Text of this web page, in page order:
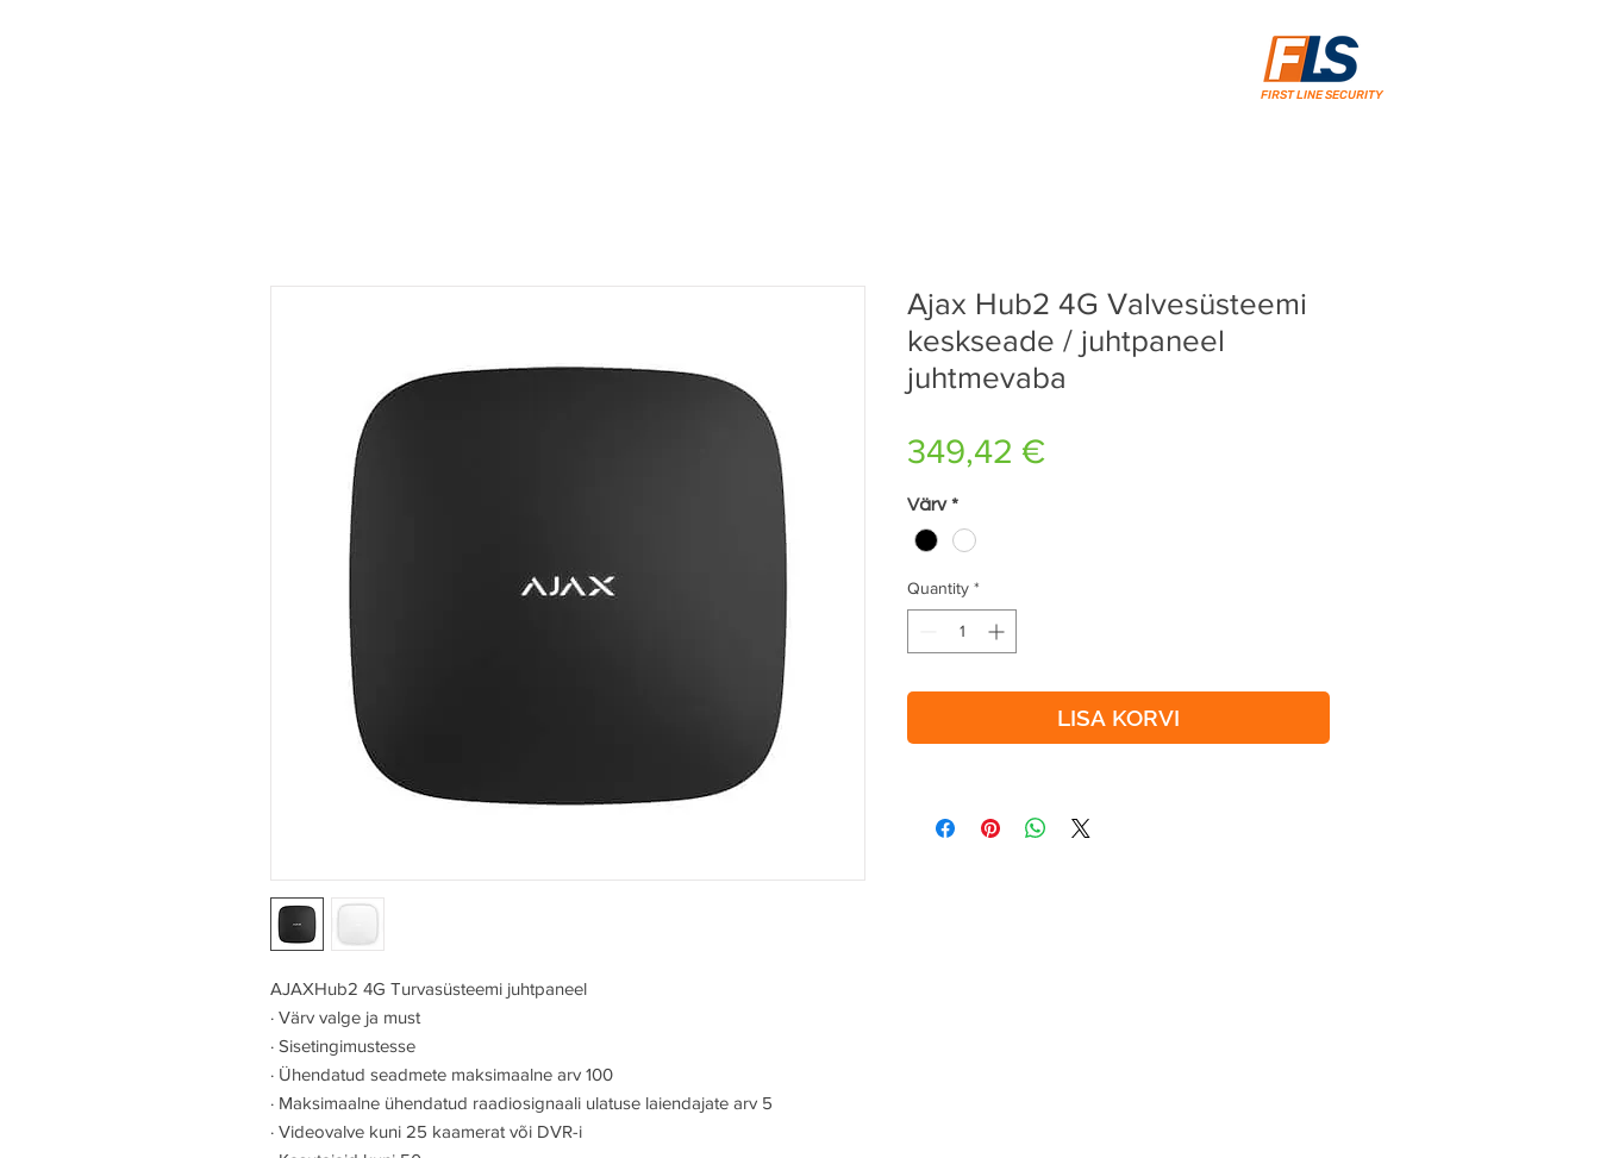
FIRST LINE SECURITY
AJAXHub2 4G Turvasüsteemi juhtpaneel
· Värv valge ja must
· Sisetingimustesse
· Ühendatud seadmete maksimaalne arv 100
· Maksimaalne ühendatud raadiosignaali ulatuse laiendajate arv 5
· Videovalve kuni 25 kaamerat või DVR-i
Ajax Hub2 4G Valvesüsteemi
keskseade / juhtpaneel
juhtmevaba
349,42 €Price
Värv *
Quantity *
LISA KORVI